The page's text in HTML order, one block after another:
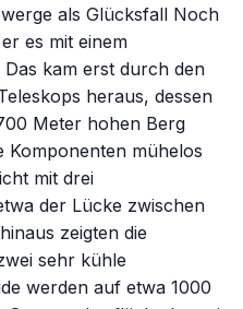
als Glücksfall Noch
es mit einem
kam erst durch den
heraus, dessen
Meter hohen Berg
Komponenten mühelos
mit drei
der Lücke zwischen
zeigten die
sehr kühle
werden auf etwa 1000